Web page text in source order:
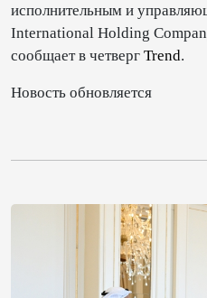
исполнительным и
International Holding
сообщает в четверг Trend.
Новость обновляется